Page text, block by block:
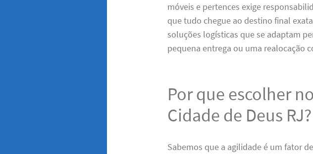
móveis e pertences exige
que tudo chegue ao destino final
soluções logísticas que se adaptam
pequena entrega ou uma realocação
Por que escolher
Cidade de Deus RJ?
Sabemos que a agilidade é um fator